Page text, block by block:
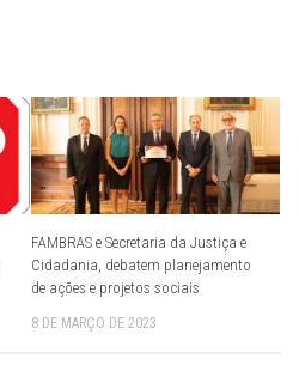
FAMBRAS e Secretaria da Justiça e
Cidadania, debatem planejamento
de ações e projetos sociais
8 DE MARÇO DE 2023